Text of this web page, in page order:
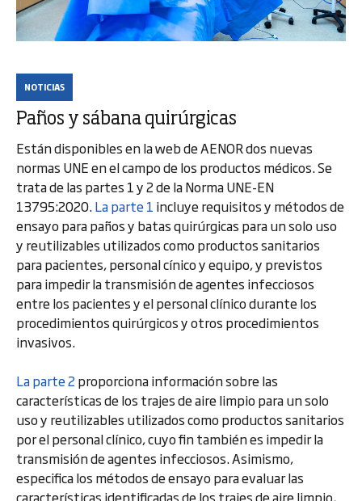
NOTICIAS
Paños y sábana quirúrgicas
Están disponibles en la web de AENOR dos nuevas
normas UNE en el campo de los productos médicos. Se
trata de las partes 1 y 2 de la Norma UNE-EN
13795:2020.La parte 1 incluye requisitos y métodos de
ensayo para paños y batas quirúrgicas para un solo uso
y reutilizables utilizados como productos sanitarios
para pacientes, personal cínico y equipo, y previstos
para impedir la transmisión de agentes infecciosos
entre los pacientes y el personal clínico durante los
procedimientos quirúrgicos y otros procedimientos
invasivos.
La parte 2 proporciona información sobre las
características de los trajes de aire limpio para un solo
uso y reutilizables utilizados como productos sanitarios
por el personal clínico, cuyo fin también es impedir la
transmisión de agentes infecciosos. Asimismo,
especifica los métodos de ensayo para evaluar las
características identificadas de los trajes de aire limpio,